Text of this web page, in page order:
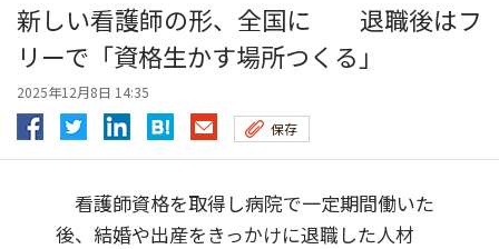
新しい看護師の形、全国に 退職後はフ
リーで「資格生かす場所つくる」
2025年12月8日 14:35
保存
看護師資格を取得し病院で一定期間働いた
後、結婚や出産をきっかけに退職した人材